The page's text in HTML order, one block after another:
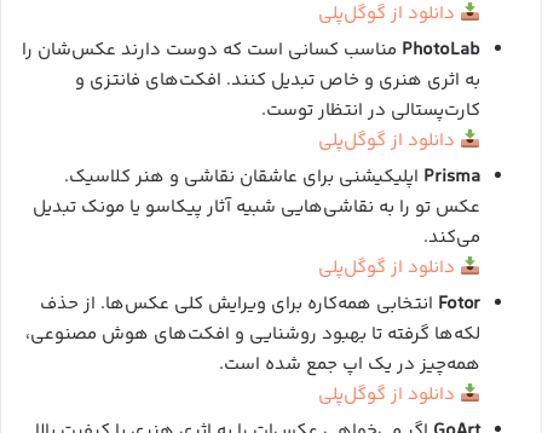
دانلود از گوگل‌پلی
PhotoLab مناسب کسانی است که دوست دارند عکس‌شان را
به اثری هنری و خاص تبدیل کنند. افکت‌های فانتزی و
کارت‌پستالی در انتظار توست.
دانلود از گوگل‌پلی
Prisma اپلیکیشنی برای عاشقان نقاشی و هنر کلاسیک.
عکس تو را به نقاشی‌هایی شبیه آثار پیکاسو یا مونک تبدیل
می‌کند.
دانلود از گوگل‌پلی
Fotor انتخابی همه‌کاره برای ویرایش کلی عکس‌ها. از حذف
لکه‌ها گرفته تا بهبود روشنایی و افکت‌های هوش مصنوعی،
همه‌چیز در یک اپ جمع شده است.
دانلود از گوگل‌پلی